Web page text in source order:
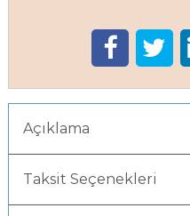
Açıklama
Taksit Seçenekleri